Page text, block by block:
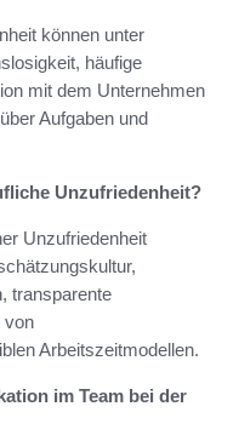
können unter
häufige
mit dem Unternehmen
Aufgaben und
Unzufriedenheit?
Unzufriedenheit
transparente
von
Arbeitszeitmodellen.
im Team bei der